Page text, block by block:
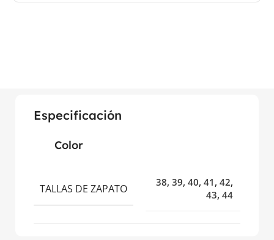
Especificación
Color
TALLAS DE ZAPATO
38, 39, 40, 41 , 42,
43, 44